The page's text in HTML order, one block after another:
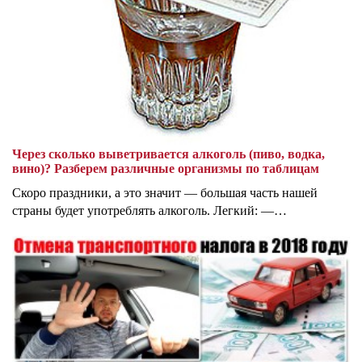
Через сколько выветривается алкоголь (пиво, водка,
вино)? Разберем различные организмы по таблицам
Скоро праздники, а это значит — большая часть нашей
страны будет употреблять алкоголь. Легкий: —…